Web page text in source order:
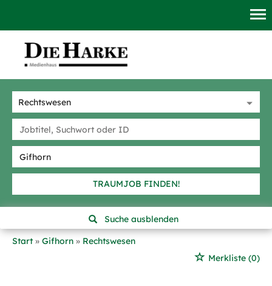
TRAUMJOB FINDEN!
Suche ausblenden
Start
Gifhorn
Rechtswesen
Merkliste (0)